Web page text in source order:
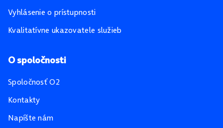
Vyhlásenie o prístupnosti
Kvalitatívne ukazovatele služieb
O spoločnosti
Spoločnosť O2
Kontakty
Napíšte nám